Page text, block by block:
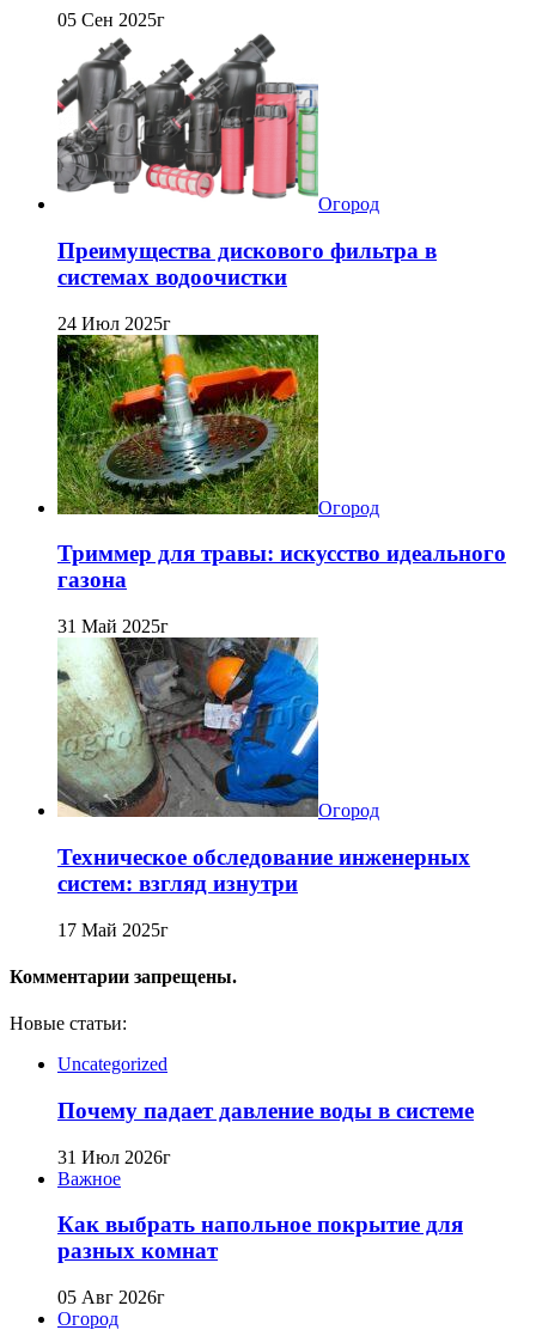
05 Сен 2025г
Огород
Преимущества дискового фильтра в
системах водоочистки
24 Июл 2025г
Огород
Триммер для травы: искусство идеального
газона
31 Май 2025г
Огород
Техническое обследование инженерных
систем: взгляд изнутри
17 Май 2025г
Комментарии запрещены.
Новые статьи:
Uncategorized
Почему падает давление воды в системе
31 Июл 2026г
Важное
Как выбрать напольное покрытие для
разных комнат
05 Авг 2026г
Огород